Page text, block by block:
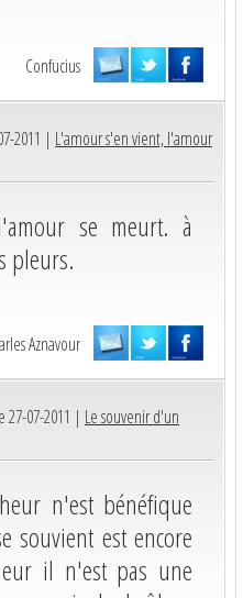
Confucius
2011 | L'amour s'en vient, l'amour
se meurt. à
pleurs.
Aznavour
27-07-2011 | Le souvenir d'un
n'est bénéfique
souvient est encore
il n'est pas une